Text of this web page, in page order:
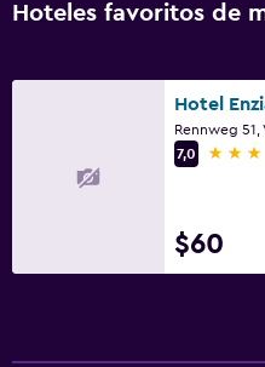
Hoteles favoritos de
Hotel
7,0
3
$60